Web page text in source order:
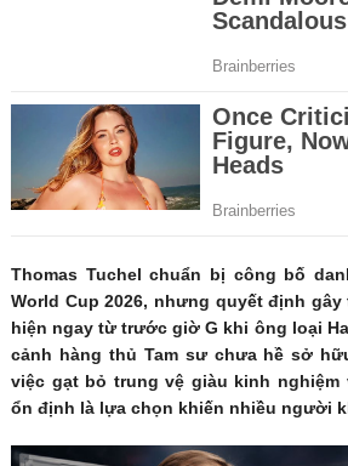
Thomas Tuchel chuẩn bị công bố
World Cup 2026, nhưng quyết định
hiện ngay từ trước giờ G khi ông loại
cảnh hàng thủ Tam sư chưa hề sở
việc gạt bỏ trung vệ giàu kinh nghiệm
ổn định là lựa chọn khiến nhiều người